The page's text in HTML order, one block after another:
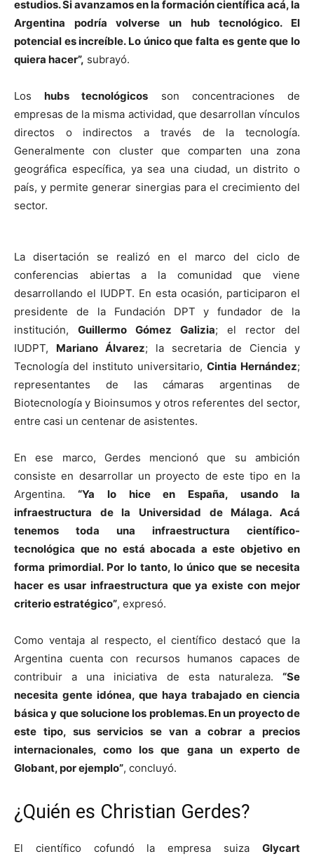
estudios. Si avanzamos en la formación científica acá, la
Argentina podría volverse un hub tecnológico. El
potencial es increíble. Lo único que falta es gente que lo
quiera hacer”, subrayó.
Loshubs tecnológicos son concentraciones de
empresas de la misma actividad, que desarrollan vínculos
directos o indirectos a través de la tecnología.
Generalmente con cluster que comparten una zona
geográfica específica, ya sea una ciudad, un distrito o
país, y permite generar sinergias para el crecimiento del
sector.
La disertación se realizó en el marco del ciclo de
conferencias abiertas a la comunidad que viene
desarrollando el IUDPT. En esta ocasión, participaron el
presidente de la Fundación DPT y fundador de la
institución, Guillermo Gómez Galizia; el rector del
IUDPT, Mariano Álvarez; la secretaria de Ciencia y
Tecnología del instituto universitario, Cintia Hernández;
representantes de las cámaras argentinas de
Biotecnología y Bioinsumos y otros referentes del sector,
entre casi un centenar de asistentes.
En ese marco, Gerdes mencionó que su ambición
consiste en desarrollar un proyecto de este tipo en la
Argentina. “Ya lo hice en España, usando la
infraestructura de la Universidad de Málaga. Acá
tenemos toda una infraestructura científico-
tecnológica que no está abocada a este objetivo en
forma primordial. Por lo tanto, lo único que se necesita
hacer es usar infraestructura que ya existe con mejor
criterio estratégico”, expresó.
Como ventaja al respecto, el científico destacó que la
Argentina cuenta con recursos humanos capaces de
contribuir a una iniciativa de esta naturaleza. “Se
necesita gente idónea, que haya trabajado en ciencia
básica y que solucione los problemas. En un proyecto de
este tipo, sus servicios se van a cobrar a precios
internacionales, como los que gana un experto de
Globant, por ejemplo”, concluyó.
¿Quién es Christian Gerdes?
El científico cofundó la empresa suiza Glycart